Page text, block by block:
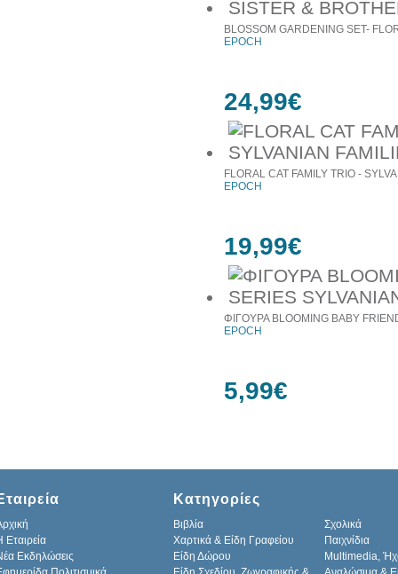
BLOSSOM GARDENING SET-
EPOCH
24,99€
FLORAL CAT FAMILY TRIO -
EPOCH
19,99€
ΦΙΓΟΥΡΑ BLOOMING BABY
EPOCH
5,99€
Εταιρεία
Εκδηλώσεις
Κατηγορίες
Βιβλία
Σχολικά
Χαρτικά & Είδη Γραφείου
Παιχνίδια
Είδη Δώρου
Multimedia,